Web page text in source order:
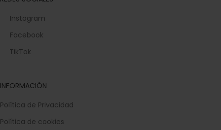
Lavado y Secado